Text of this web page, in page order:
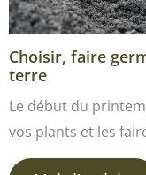
Choisir, faire
terre
Le début du
vos plants et les